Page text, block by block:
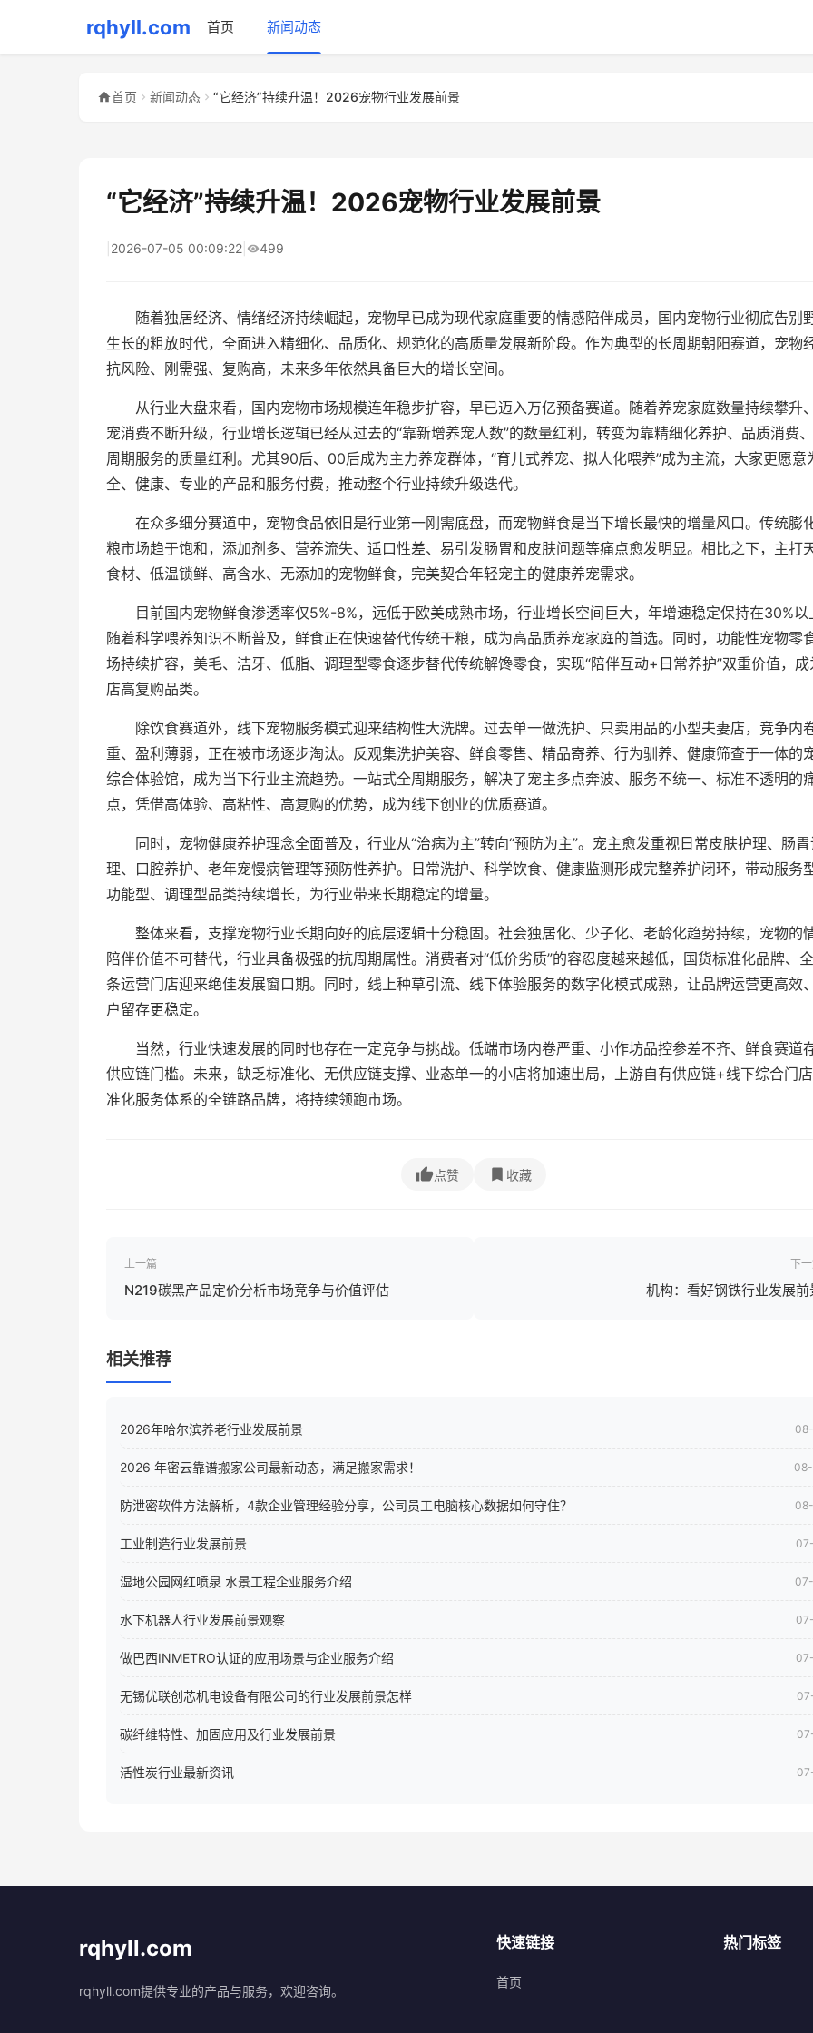
rqhyll.com 首页 新闻动态
首页 新闻动态 “它经济”持续升温！2026宠物行业发展前景
“它经济”持续升温！2026宠物行业发展前景
2026-07-05 00:09:22 499
随着独居经济、情绪经济持续崛起，宠物早已成为现代家庭重要的情感陪伴成员，国内宠物行业彻底告别
生长的粗放时代，全面进入精细化、品质化、规范化的高质量发展新阶段。作为典型的长周期朝阳赛道，宠物
抗风险、刚需强、复购高，未来多年依然具备巨大的增长空间。
从行业大盘来看，国内宠物市场规模连年稳步扩容，早已迈入万亿预备赛道。随着养宠家庭数量持续攀升
宠消费不断升级，行业增长逻辑已经从过去的“靠新增养宠人数”的数量红利，转变为靠精细化养护、品质消费
周期服务的质量红利。尤其90后、00后成为主力养宠群体，“育儿式养宠、拟人化喂养”成为主流，大家更愿意
全、健康、专业的产品和服务付费，推动整个行业持续升级迭代。
在众多细分赛道中，宠物食品依旧是行业第一刚需底盘，而宠物鲜食是当下增长最快的增量风口。传统膨
粮市场趋于饱和，添加剂多、营养流失、适口性差、易引发肠胃和皮肤问题等痛点愈发明显。相比之下，主打
食材、低温锁鲜、高含水、无添加的宠物鲜食，完美契合年轻宠主的健康养宠需求。
目前国内宠物鲜食渗透率仅5%-8%，远低于欧美成熟市场，行业增长空间巨大，年增速稳定保持在30%以
随着科学喂养知识不断普及，鲜食正在快速替代传统干粮，成为高品质养宠家庭的首选。同时，功能性宠物零
场持续扩容，美毛、洁牙、低脂、调理型零食逐步替代传统解馋零食，实现“陪伴互动+日常养护”双重价值，成
店高复购品类。
除饮食赛道外，线下宠物服务模式迎来结构性大洗牌。过去单一做洗护、只卖用品的小型夫妻店，竞争内
重、盈利薄弱，正在被市场逐步淘汰。反观集洗护美容、鲜食零售、精品寄养、行为驯养、健康筛查于一体的
综合体验馆，成为当下行业主流趋势。一站式全周期服务，解决了宠主多点奔波、服务不统一、标准不透明的
点，凭借高体验、高粘性、高复购的优势，成为线下创业的优质赛道。
同时，宠物健康养护理念全面普及，行业从“治病为主”转向“预防为主”。宠主愈发重视日常皮肤护理、肠胃
理、口腔养护、老年宠慢病管理等预防性养护。日常洗护、科学饮食、健康监测形成完整养护闭环，带动服务型
功能型、调理型品类持续增长，为行业带来长期稳定的增量。
整体来看，支撑宠物行业长期向好的底层逻辑十分稳固。社会独居化、少子化、老龄化趋势持续，宠物的
陪伴价值不可替代，行业具备极强的抗周期属性。消费者对“低价劣质”的容忍度越来越低，国货标准化品牌、
条运营门店迎来绝佳发展窗口期。同时，线上种草引流、线下体验服务的数字化模式成熟，让品牌运营更高效
户留存更稳定。
当然，行业快速发展的同时也存在一定竞争与挑战。低端市场内卷严重、小作坊品控参差不齐、鲜食赛道
供应链门槛。未来，缺乏标准化、无供应链支撑、业态单一的小店将加速出局，上游自有供应链+线下综合门
准化服务体系的全链路品牌，将持续领跑市场。
点赞 收藏
上一篇
N219碳黑产品定价分析市场竞争与价值评估
下
机构：看好钢铁行业发展前
相关推荐
2026年哈尔滨养老行业发展前景
2026 年密云靠谱搬家公司最新动态，满足搬家需求！
防泄密软件方法解析，4款企业管理经验分享，公司员工电脑核心数据如何守住？
工业制造行业发展前景
湿地公园网红喷泉 水景工程企业服务介绍
水下机器人行业发展前景观察
做巴西INMETRO认证的应用场景与企业服务介绍
无锡优联创芯机电设备有限公司的行业发展前景怎样
碳纤维特性、加固应用及行业发展前景
活性炭行业最新资讯
rqhyll.com
rqhyll.com提供专业的产品与服务，欢迎咨询。
快速链接
首页
热门标签